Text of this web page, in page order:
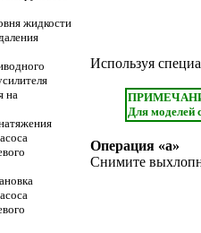
жидкости
на
Используя
Для моделей
Операция «а»
Снимите